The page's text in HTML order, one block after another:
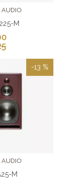
AUDIO
M
-13 %
AUDIO
M